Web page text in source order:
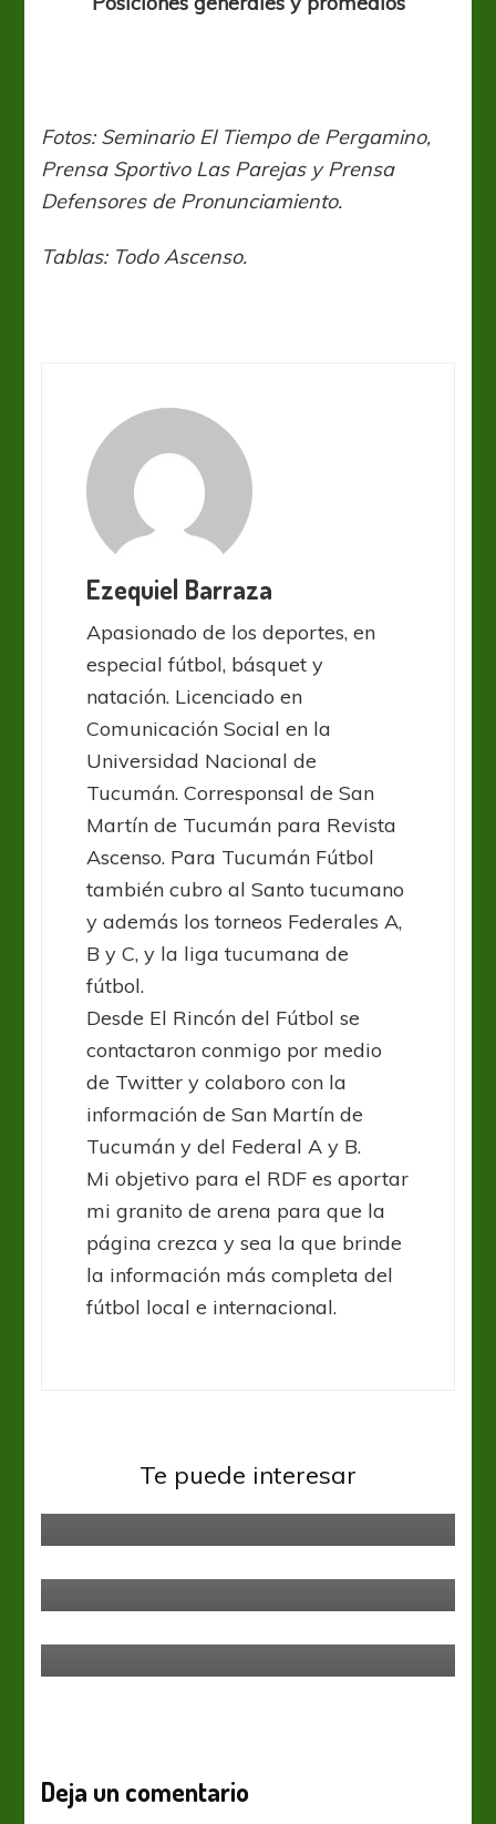
Fotos: Seminario El Tiempo de Pergamino,
Prensa Sportivo Las Parejas y Prensa
Defensores de Pronunciamiento.
Tablas: Todo Ascenso.
Ezequiel Barraza
Apasionado de los deportes, en
especial fútbol, básquet y
natación. Licenciado en
Comunicación Social en la
Universidad Nacional de
Tucumán. Corresponsal de San
Martín de Tucumán para Revista
Ascenso. Para Tucumán Fútbol
también cubro al Santo tucumano
y además los torneos Federales A,
B y C, y la liga tucumana de
fútbol.
Desde El Rincón del Fútbol se
contactaron conmigo por medio
de Twitter y colaboro con la
información de San Martín de
Tucumán y del Federal A y B.
Mi objetivo para el RDF es aportar
mi granito de arena para que la
página crezca y sea la que brinde
la información más completa del
fútbol local e internacional.
Te puede interesar
Ferro estiró el mal momento de
Deja un comentario